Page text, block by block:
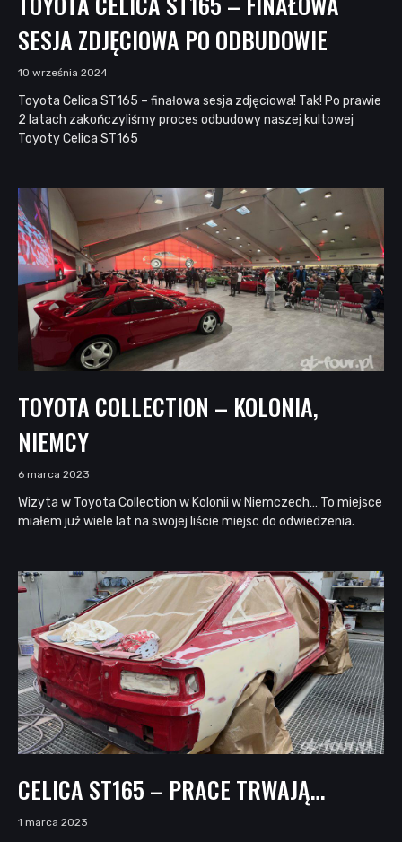
SESJA ZDJĘCIOWA PO ODBUDOWIE
10 września 2024
Toyota Celica ST165 – finałowa sesja zdjęciowa! Tak! Po prawie
2 latach zakończyliśmy proces odbudowy naszej kultowej
Toyoty Celica ST165
TOYOTA COLLECTION – KOLONIA,
NIEMCY
6 marca 2023
Wizyta w Toyota Collection w Kolonii w Niemczech… To miejsce
miałem już wiele lat na swojej liście miejsc do odwiedzenia.
CELICA ST165 – PRACE TRWAJĄ…
1 marca 2023